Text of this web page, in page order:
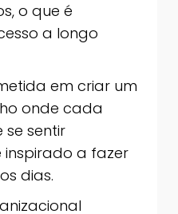
o que é
a longo
em criar um
onde cada
se sentir
inspirado a fazer
dias.